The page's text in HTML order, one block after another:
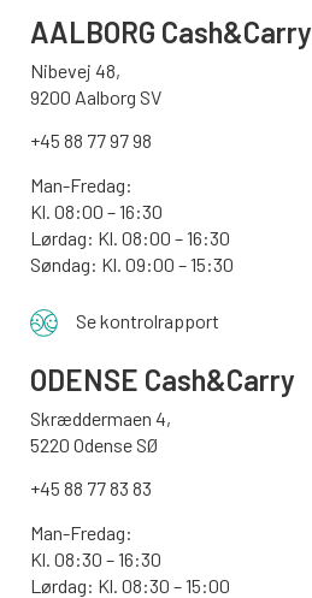
AALBORG Cash&Carry
Nibevej 48,
9200 Aalborg SV
+45 88 77 97 98
Man-Fredag:
Kl. 08:00 – 16:30
Lørdag: Kl. 08:00 – 16:30
Søndag: Kl. 09:00 – 15:30
Se kontrolrapport
ODENSE Cash&Carry
Skræddermaen 4,
5220 Odense SØ
+45 88 77 83 83
Man-Fredag:
Kl. 08:30 – 16:30
Lørdag: Kl. 08:30 – 15:00